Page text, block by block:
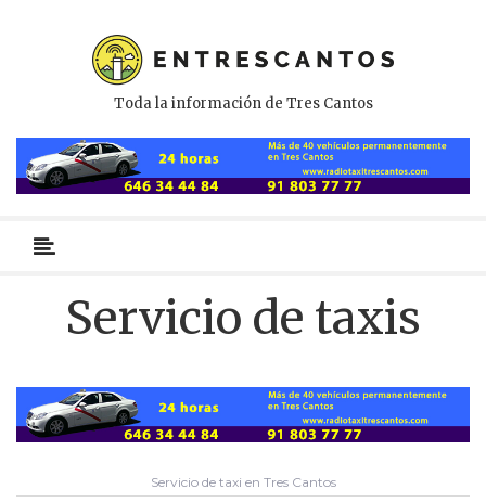
Toda la información de Tres Cantos
primario
Servicio de taxis
Servicio de taxi en Tres Cantos